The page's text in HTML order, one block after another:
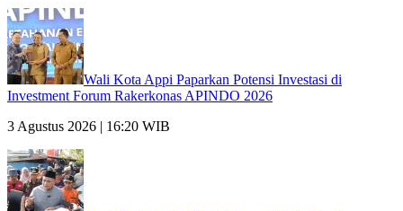
Wali Kota Appi Paparkan Potensi Investasi di
Investment Forum Rakerkonas APINDO 2026
3 Agustus 2026 | 16:20 WIB